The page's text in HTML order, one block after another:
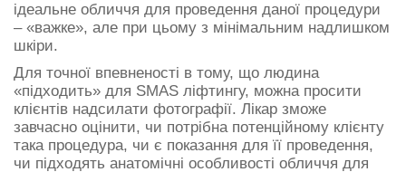
ідеальне обличчя для проведення даної процедури
– «важке», але при цьому з мінімальним надлишком
шкіри.
Для точної впевненості в тому, що людина
«підходить» для SMAS ліфтингу, можна просити
клієнтів надсилати фотографії. Лікар зможе
завчасно оцінити, чи потрібна потенційному клієнту
така процедура, чи є показання для її проведення,
чи підходять анатомічні особливості обличчя для